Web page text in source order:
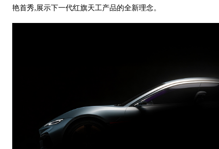
艳首秀,展示下一代红旗天工产品的全新理念。